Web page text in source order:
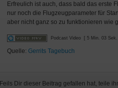
Erfreulich ist auch, dass bald das erste
nur noch die Flugzeugparameter für
aber nicht ganz so zu funktionieren wie
Podcast Video [ 5 Min. 03
Quelle: Gerrits Tagebuch
Feils Dir dieser Beitrag gefallen hat, teile